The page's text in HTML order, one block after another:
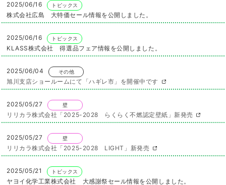
2025/06/16 トピックス
株式会社広島 大特価セール情報を公開しました。
2025/06/16 トピックス
KLASS株式会社 得選品フェア情報を公開しました。
2025/06/04 その他
旭川支店ショールームにて「ハギレ市」を開催中です
2025/05/27 壁
リリカラ株式会社「2025-2028 らくらく不燃認定壁紙」新発売
2025/05/27 壁
リリカラ株式会社「2025-2028 LIGHT」新発売
2025/05/21 トピックス
ヤヨイ化学工業株式会社 大感謝祭セール情報を公開しました。